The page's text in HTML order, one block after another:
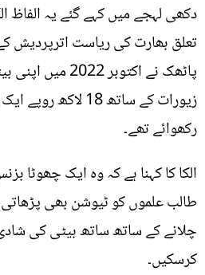
دکھی لہجے میں کہے گئے یہ الفاظ
تعلق بھارت کی ریاست اترپردیش
پاٹھک نے اکتوبر
زیورات کے ساتھ 18
رکھوائے تھے۔
الکا کا کہنا ہے کہ وہ ایک چھوٹا
طالب علموں کو ٹیوشن بھی
چلانے کے ساتھ ساتھ بیٹی کی
کرسکیں۔